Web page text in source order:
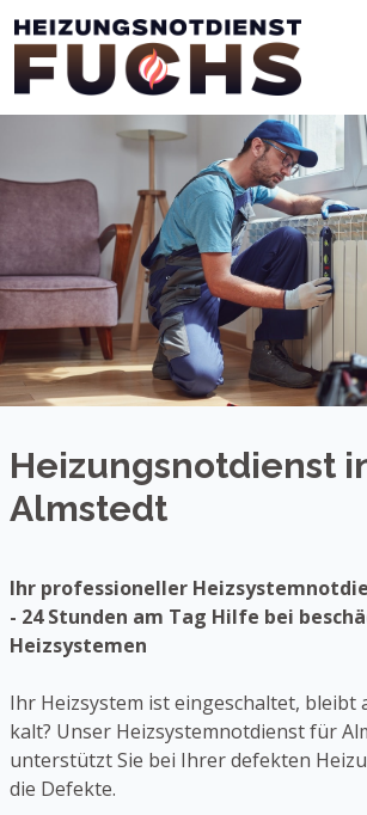
Heizungsnotdienst
Almstedt
Ihr professioneller
- 24 Stunden am Tag Hilfe bei
Heizsystemen
Ihr Heizsystem ist eingeschaltet, bleibt
kalt? Unser Heizsystemnotdienst für
unterstützt Sie bei Ihrer defekten
die Defekte.